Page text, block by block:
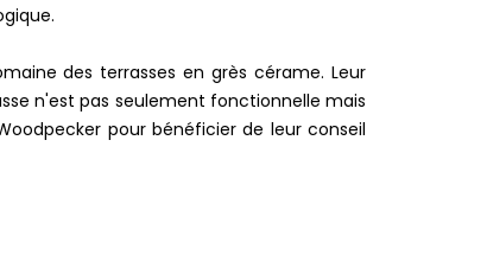
des terrasses en grès cérame. Leur
n'est pas seulement fonctionnelle mais
pour bénéficier de leur conseil